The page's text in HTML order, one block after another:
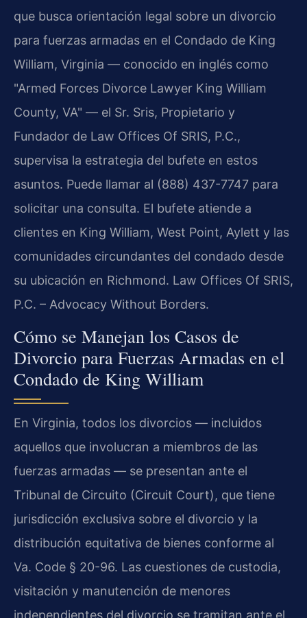
que busca orientación legal sobre un divorcio
para fuerzas armadas en el Condado de King
William, Virginia — conocido en inglés como
"Armed Forces Divorce Lawyer King William
County, VA" — el Sr. Sris, Propietario y
Fundador de Law Offices Of SRIS, P.C.,
supervisa la estrategia del bufete en estos
asuntos. Puede llamar al (888) 437-7747 para
solicitar una consulta. El bufete atiende a
clientes en King William, West Point, Aylett y las
comunidades circundantes del condado desde
su ubicación en Richmond. Law Offices Of SRIS,
P.C. – Advocacy Without Borders.
Cómo se Manejan los Casos de
Divorcio para Fuerzas Armadas en el
Condado de King William
En Virginia, todos los divorcios — incluidos
aquellos que involucran a miembros de las
fuerzas armadas — se presentan ante el
Tribunal de Circuito (Circuit Court), que tiene
jurisdicción exclusiva sobre el divorcio y la
distribución equitativa de bienes conforme al
Va. Code § 20-96. Las cuestiones de custodia,
visitación y manutención de menores
independientes del divorcio se tramitan ante el